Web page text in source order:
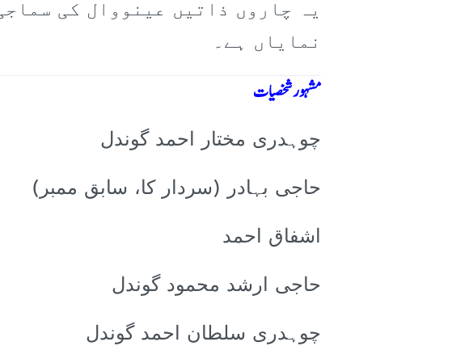
یہ چاروں ذاتیں عینووال کی
نمایاں ہے۔
مشہور شخصیات
چوہدری مختار احمد گوندل
حاجی بہادر (سردار کا، سابق ممبر)
اشفاق احمد
حاجی ارشد محمود گوندل
چوہدری سلطان احمد گوندل